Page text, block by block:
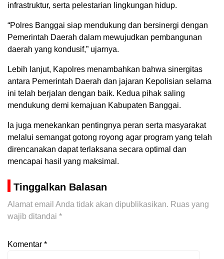
infrastruktur, serta pelestarian lingkungan hidup.
“Polres Banggai siap mendukung dan bersinergi dengan
Pemerintah Daerah dalam mewujudkan pembangunan
daerah yang kondusif,” ujarnya.
Lebih lanjut, Kapolres menambahkan bahwa sinergitas
antara Pemerintah Daerah dan jajaran Kepolisian selama
ini telah berjalan dengan baik. Kedua pihak saling
mendukung demi kemajuan Kabupaten Banggai.
Ia juga menekankan pentingnya peran serta masyarakat
melalui semangat gotong royong agar program yang telah
direncanakan dapat terlaksana secara optimal dan
mencapai hasil yang maksimal.
Tinggalkan Balasan
Alamat email Anda tidak akan dipublikasikan. Ruas yang
wajib ditandai *
Komentar *